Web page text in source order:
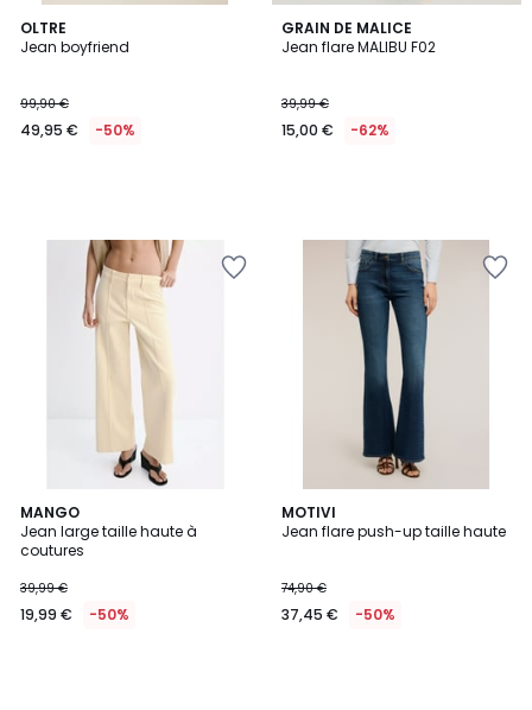
OLTRE
Jean boyfriend
99,90 €
49,95 € -50%
GRAIN DE MALICE
Jean flare MALIBU F02
39,99 €
15,00 € -62%
MANGO
Jean large taille haute à
coutures
39,99 €
19,99 € -50%
MOTIVI
Jean flare push-up taille haute
74,90 €
37,45 € -50%